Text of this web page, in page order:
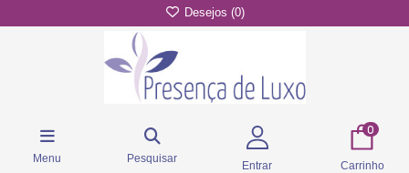
Desejos (0)
Menu Pesquisar
Entrar
0
Carrinho